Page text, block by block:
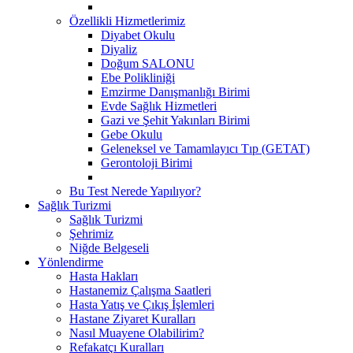
Özellikli Hizmetlerimiz
Diyabet Okulu
Diyaliz
Doğum SALONU
Ebe Polikliniği
Emzirme Danışmanlığı Birimi
Evde Sağlık Hizmetleri
Gazi ve Şehit Yakınları Birimi
Gebe Okulu
Geleneksel ve Tamamlayıcı Tıp (GETAT)
Gerontoloji Birimi
Bu Test Nerede Yapılıyor?
Sağlık Turizmi
Sağlık Turizmi
Şehrimiz
Niğde Belgeseli
Yönlendirme
Hasta Hakları
Hastanemiz Çalışma Saatleri
Hasta Yatış ve Çıkış İşlemleri
Hastane Ziyaret Kuralları
Nasıl Muayene Olabilirim?
Refakatçı Kuralları